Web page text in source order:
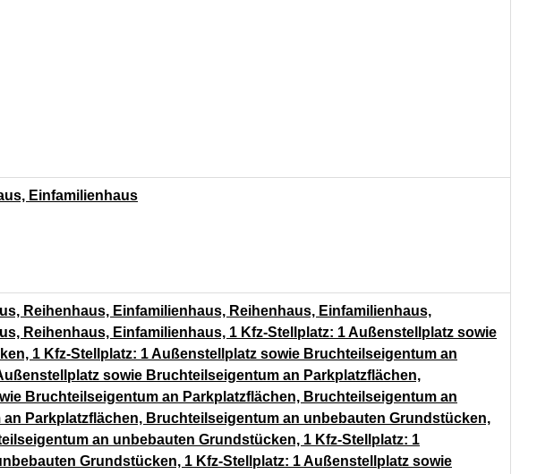
Einfamilienhaus
Reihenhaus, Einfamilienhaus, Reihenhaus, Einfamilienhaus,
Reihenhaus, Einfamilienhaus, 1 Kfz-Stellplatz: 1 Außenstellplatz sowie
1 Kfz-Stellplatz: 1 Außenstellplatz sowie Bruchteilseigentum an
sowie Bruchteilseigentum an Parkplatzflächen,
Bruchteilseigentum an Parkplatzflächen, Bruchteilseigentum an
Parkplatzflächen, Bruchteilseigentum an unbebauten Grundstücken,
an unbebauten Grundstücken, 1 Kfz-Stellplatz: 1
Grundstücken, 1 Kfz-Stellplatz: 1 Außenstellplatz sowie